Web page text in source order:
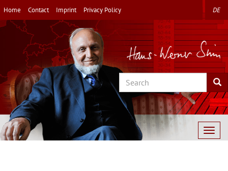
Skip
to
main
Home Contact Imprint Privacy Policy DE
Search